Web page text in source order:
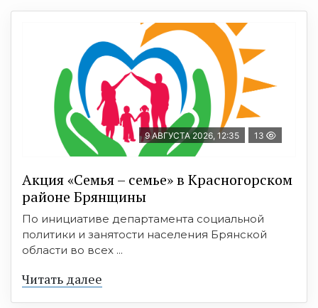
9 АВГУСТА 2026, 12:35 13
Акция «Семья – семье» в Красногорском
районе Брянщины
По инициативе департамента социальной
политики и занятости населения Брянской
области во всех ...
Читать далее